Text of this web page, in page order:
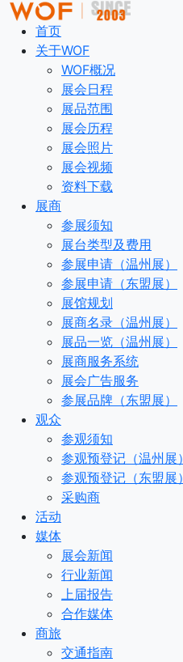
首页
关于WOF
WOF概况
展会日程
展品范围
展会历程
展会照片
展会视频
资料下载
展商
参展须知
展台类型及费用
参展申请（温州展）
参展申请（东盟展）
展馆规划
展商名录（温州展）
展品一览（温州展）
展商服务系统
展会广告服务
参展品牌（东盟展）
观众
参观须知
参观预登记（温州展）
参观预登记（东盟展）
采购商
活动
媒体
展会新闻
行业新闻
上届报告
合作媒体
商旅
交通指南